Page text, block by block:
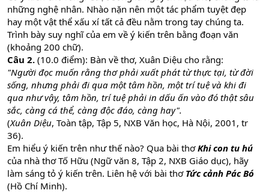
những nghệ nhân. Nhào nặn nên một tác phẩm tuyệt đẹp
hay một vật thể xấu xí tất cả đều nằm trong tay chúng ta.
Trình bày suy nghĩ của em về ý kiến trên bằng đoạn văn
(khoảng 200 chữ).
Câu 2. (10.0 điểm): Bàn về thơ, Xuân Diệu cho rằng:
"Người đọc muốn rằng thơ phải xuất phát từ thực tại, từ đời
sống, nhưng phải đi qua một tâm hồn, một trí tuệ và khi đi
qua như vậy, tâm hồn, trí tuệ phải in dấu ấn vào đó thật sâu
sắc, càng cá thể, càng độc đáo, càng hay".
(Xuân Diệu, Toàn tập, Tập 5, NXB Văn học, Hà Nội, 2001, tr
36).
Em hiểu ý kiến trên như thế nào? Qua bài thơKhi con tu hú
của nhà thơ Tố Hữu (Ngữ văn 8, Tập 2, NXB Giáo dục), hãy
làm sáng tỏ ý kiến trên. Liên hệ với bài thơ Tức cảnh Pác Bó
(Hồ Chí Minh).